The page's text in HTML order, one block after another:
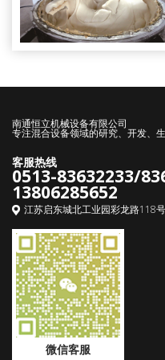
南通恒立机械设备有限公司
专注混合设备领域的研究、开发、
客服热线
0513-83632233/
13806285652
江苏启东城北工业园彩龙路118
微信客服